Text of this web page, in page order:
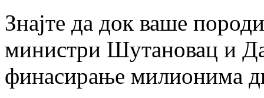
Знајте да док ваше
министри Шутановац и
финасирање милионима